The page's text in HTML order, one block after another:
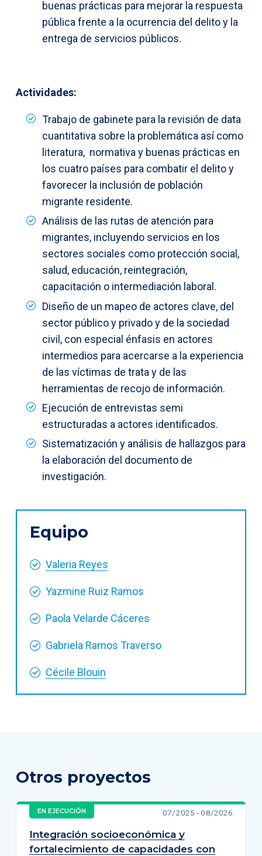
buenas prácticas para mejorar la respuesta
pública frente a la ocurrencia del delito y la
entrega de servicios públicos.
Actividades:
Trabajo de gabinete para la revisión de data
cuantitativa sobre la problemática así como
literatura, normativa y buenas prácticas en
los cuatro países para combatir el delito y
favorecer la inclusión de población
migrante residente.
Análisis de las rutas de atención para
migrantes, incluyendo servicios en los
sectores sociales como protección social,
salud, educación, reintegración,
capacitación o intermediación laboral.
Diseño de un mapeo de actores clave, del
sector público y privado y de la sociedad
civil, con especial énfasis en actores
intermedios para acercarse a la experiencia
de las víctimas de trata y de las
herramientas de recojo de información.
Ejecución de entrevistas semi
estructuradas a actores identificados.
Sistematización y análisis de hallazgos para
la elaboración del documento de
investigación.
Equipo
Valeria Reyes
Yazmine Ruiz Ramos
Paola Velarde Cáceres
Gabriela Ramos Traverso
Cécile Blouin
Otros proyectos
EN EJECUCIÓN 07/2025 - 08/2026
Integración socioeconómica y
fortalecimiento de capacidades con